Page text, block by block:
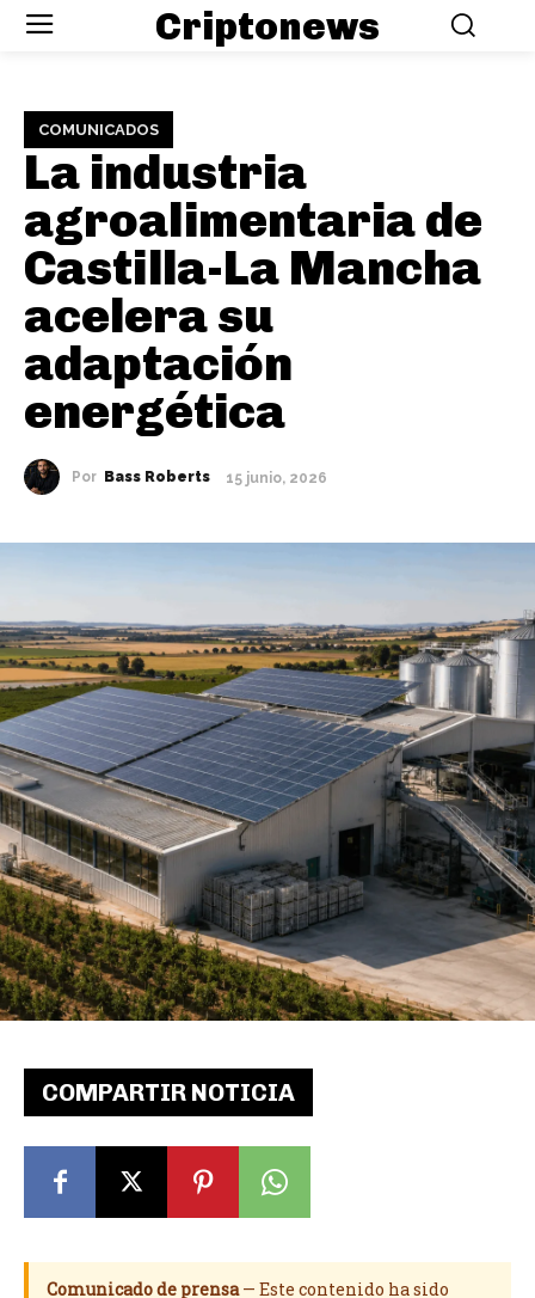
Criptonews
COMUNICADOS
La industria
agroalimentaria de
Castilla-La Mancha
acelera su
adaptación
energética
Por Bass Roberts 15 junio, 2026
COMPARTIR NOTICIA
Comunicado de prensa— Este contenido ha sido